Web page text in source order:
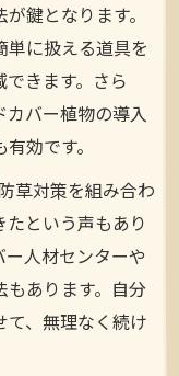
鍵となります。
に扱える道具を
きます。さら
バー植物の導入
効です。
草対策を組み合わ
という声もあり
人材センターや
あります。自分
、無理なく続け